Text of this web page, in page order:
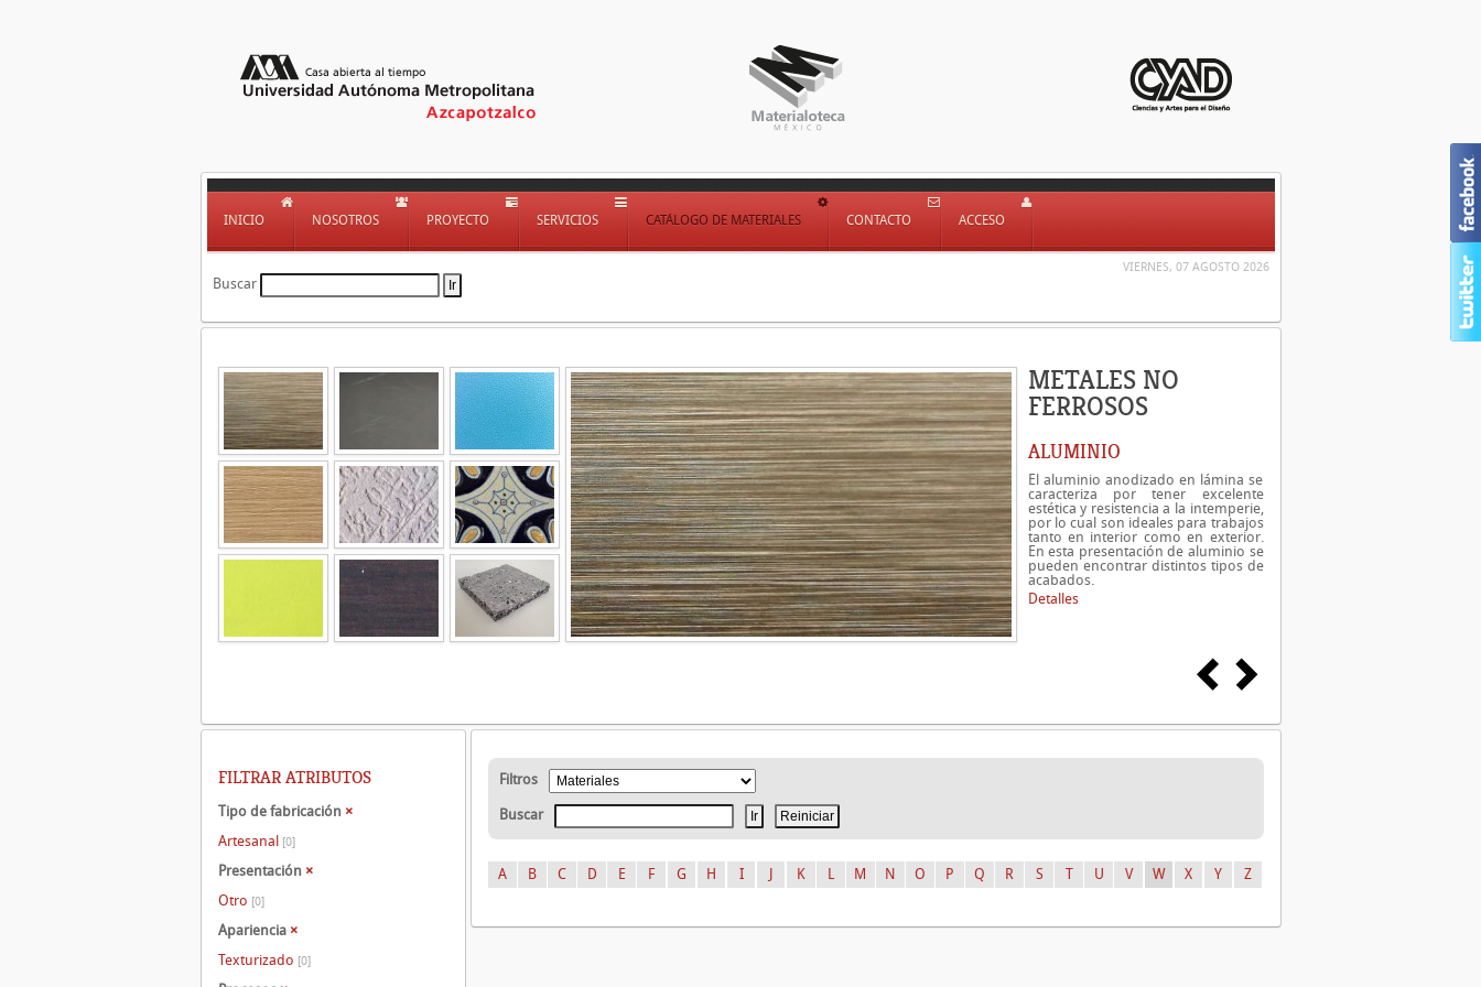
INICIO NOSOTROS PROYECTO SERVICIOS CATÁLOGO DE MATERIALES CONTACTO ACCESO
VIERNES, 07 AGOSTO 2026
Buscar
METALES NO
FERROSOS
ALUMINIO
El aluminio anodizado en lámina se
caracteriza por tener excelente
estética y resistencia a la intemperie,
por lo cual son ideales para trabajos
tanto en interior como en exterior.
En esta presentación de aluminio se
pueden encontrar distintos tipos de
acabados.
Detalles
Filtros
Buscar
A B C D E F G H I K L M N O P Q R S T U V W X Y Z
FILTRAR ATRIBUTOS
Tipo de fabricación ×
Artesanal [0]
Presentación ×
Otro [0]
Apariencia ×
Texturizado [0]